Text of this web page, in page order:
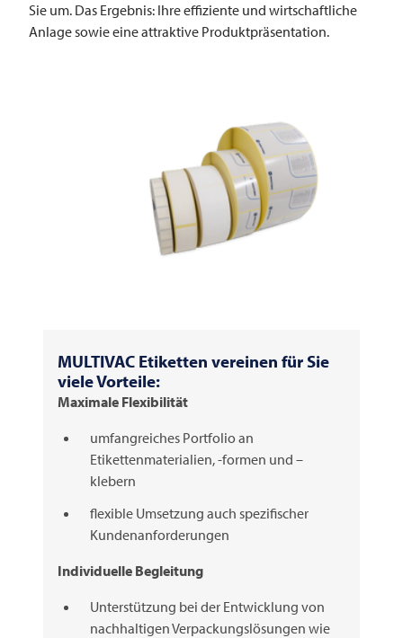
Sie um. Das Ergebnis: Ihre effiziente und wirtschaftliche
Anlage sowie eine attraktive Produktpräsentation.
MULTIVAC Etiketten vereinen für Sie
viele Vorteile:
Maximale Flexibilität
umfangreiches Portfolio an
Etikettenmaterialien, -formen und –
klebern
flexible Umsetzung auch spezifischer
Kundenanforderungen
Individuelle Begleitung
Unterstützung bei der Entwicklung von
nachhaltigen Verpackungslösungen wie